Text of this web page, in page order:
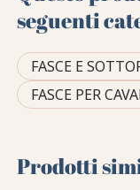
seguenti
FASCE E
FASCE PER
Prodotti